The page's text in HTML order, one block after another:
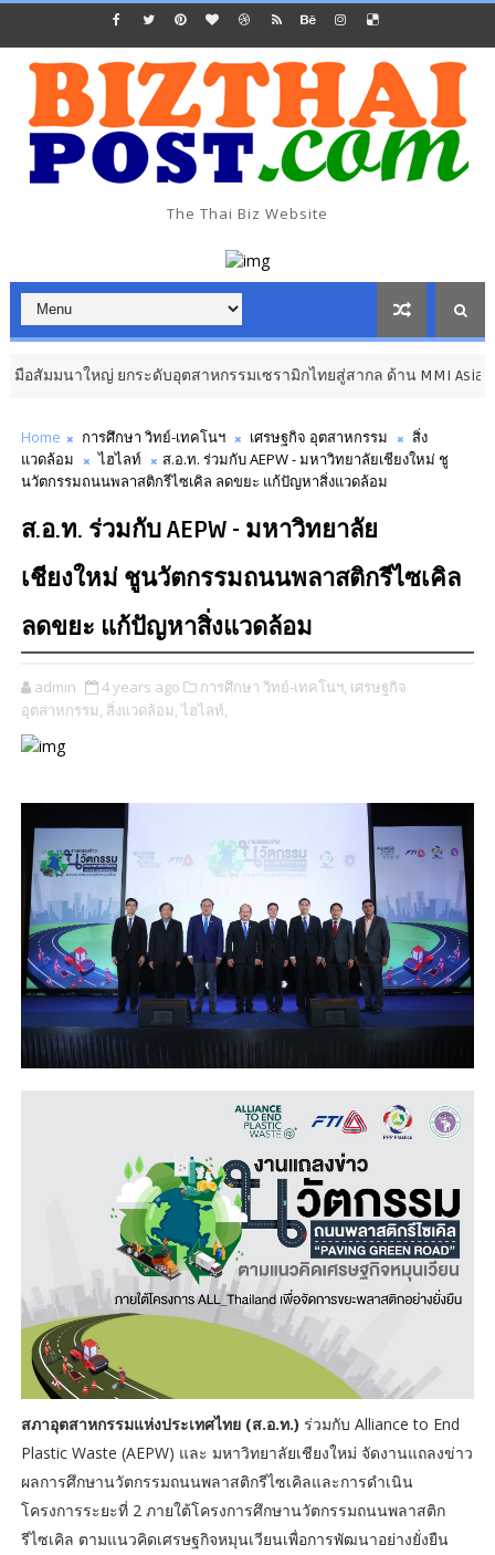
The Thai Biz Website
ยกระดับอุตสาหกรรมเซรามิกไทยสู่สากล ด้าน MMI Asia ชวนผู้ประกอบ
Home การศึกษา วิทย์-เทคโนฯ เศรษฐกิจ อุตสาหกรรม
สิ่ง
แวดล้อม
ไฮไลท์
ส.อ.ท. ร่วมกับ AEPW - มหาวิทยาลัยเชียงใหม่ ชู
นวัตกรรมถนนพลาสติกรีไซเคิล ลดขยะ แก้ปัญหาสิ่งแวดล้อม
ส.อ.ท. ร่วมกับ AEPW - มหาวิทยาลัย
เชียงใหม่ ชูนวัตกรรมถนนพลาสติกรีไซเคิล
ลดขยะ แก้ปัญหาสิ่งแวดล้อม
admin 4 years ago การศึกษา วิทย์-เทคโนฯ, เศรษฐกิจ
อุตสาหกรรม, สิ่งแวดล้อม, ไฮไลท์,
สภาอุตสาหกรรมแห่งประเทศไทย (ส.อ.ท.) ร่วมกับ Alliance to End
Plastic Waste (AEPW) และ มหาวิทยาลัยเชียงใหม่ จัดงานแถลงข่าว
ผลการศึกษานวัตกรรมถนนพลาสติกรีไซเคิลและการดำเนิน
โครงการระยะที่ 2 ภายใต้โครงการศึกษานวัตกรรมถนนพลาสติก
รีไซเคิล ตามแนวคิดเศรษฐกิจหมุนเวียนเพื่อการพัฒนาอย่างยั่งยืน